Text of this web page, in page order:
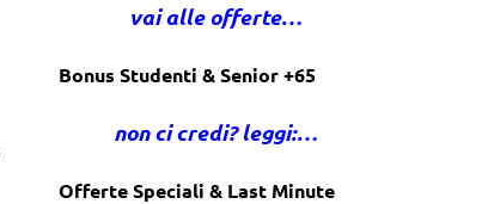
vai alle offerte…
Bonus Studenti & Senior +65
non ci credi? leggi:…
Offerte Speciali & Last Minute